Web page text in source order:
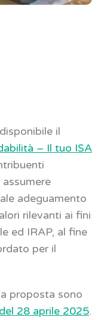
il
– Il tuo ISA
adeguamento
rilevanti ai fini
ed IRAP, al fine
per il
proposta sono
28 aprile 2025.